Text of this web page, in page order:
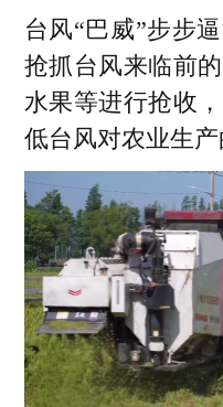
台风“巴威”步步
抢抓台风来临前
水果等进行抢收
低台风对农业生产